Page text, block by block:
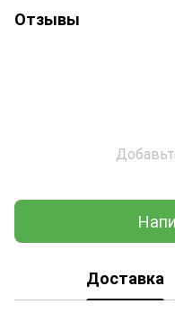
Отзывы
Доставка